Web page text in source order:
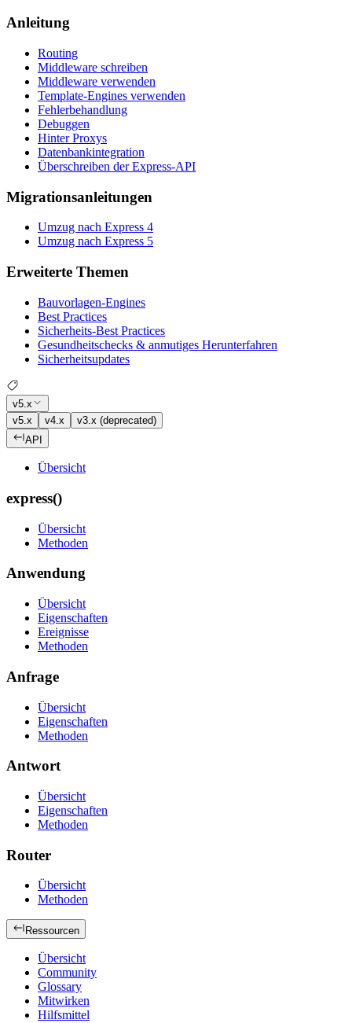
Anleitung
Routing
Middleware schreiben
Middleware verwenden
Template-Engines verwenden
Fehlerbehandlung
Debuggen
Hinter Proxys
Datenbankintegration
Überschreiben der Express-API
Migrationsanleitungen
Umzug nach Express 4
Umzug nach Express 5
Erweiterte Themen
Bauvorlagen-Engines
Best Practices
Sicherheits-Best Practices
Gesundheitschecks & anmutiges Herunterfahren
Sicherheitsupdates
v5.x
v5.x
v4.x
v3.x (deprecated)
API
Übersicht
express()
Übersicht
Methoden
Anwendung
Übersicht
Eigenschaften
Ereignisse
Methoden
Anfrage
Übersicht
Eigenschaften
Methoden
Antwort
Übersicht
Eigenschaften
Methoden
Router
Übersicht
Methoden
Ressourcen
Übersicht
Community
Glossary
Mitwirken
Hilfsmittel